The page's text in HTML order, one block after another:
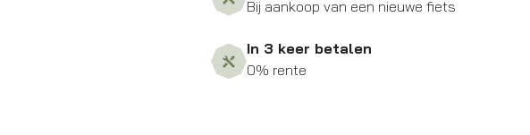
Bij aankoop van een nieuwe fiets
In 3 keer betalen
0% rente